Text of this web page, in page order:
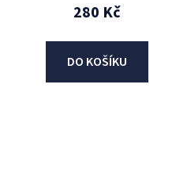
280 Kč
DO KOŠÍKU